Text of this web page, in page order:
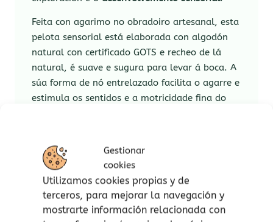
Gestionar
cookies
Utilizamos cookies propias y de
terceros, para mejorar la navegación y
mostrarte información relacionada con
Feita con agarimo no obradoiro artesanal, esta
pelota sensorial está elaborada con algodón
natural con certificado GOTS e recheo de lá
natural, é suave e sugura para levar á boca. A
súa forma de nó entrelazado facilita o agarre e
estimula os sentidos e a motricidade fina do
da confianza: xogos e accesorios totalmente
seguros tanto por dentro como por fóra.
Pensada para coidar o benestar do bebé e
ofrecer tranquilidade ás familias que confían
na natureza.